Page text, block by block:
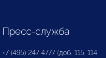
Пресс-служба
+7 (495) 247 4777 (доб. 115, 114,